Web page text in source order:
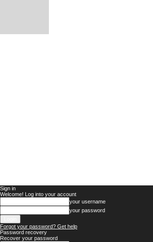
Sign in
Welcome! Log into your account
your username
your password
Forgot your password? Get help
Password recovery
Recover your password